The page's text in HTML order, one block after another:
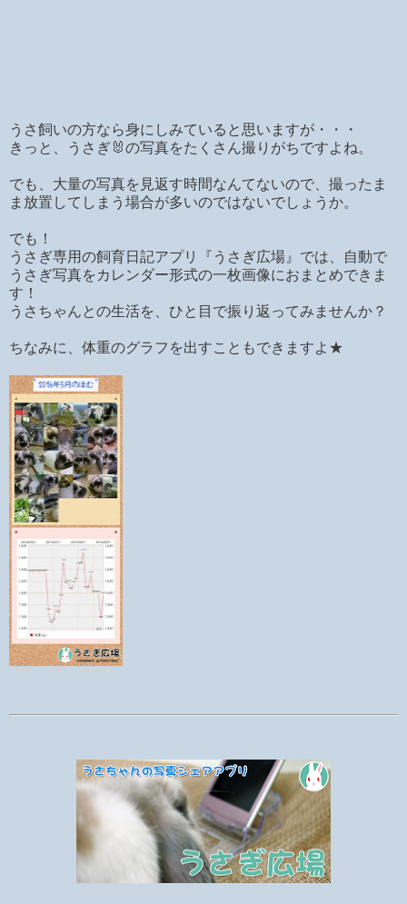
うさ飼いの方なら身にしみていると思いますが・・・
きっと、うさぎ🐰の写真をたくさん撮りがちですよね。
でも、大量の写真を見返す時間なんてないので、撮ったま
ま放置してしまう場合が多いのではないでしょうか。
でも！
うさぎ専用の飼育日記アプリ『うさぎ広場』では、自動で
うさぎ写真をカレンダー形式の一枚画像におまとめできま
す！
うさちゃんとの生活を、ひと目で振り返ってみませんか？
ちなみに、体重のグラフを出すこともできますよ★